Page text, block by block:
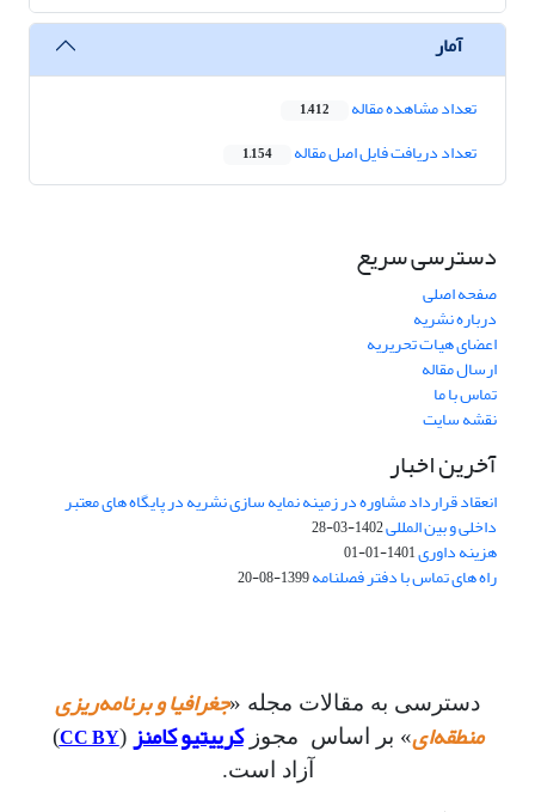
آمار
تعداد مشاهده مقاله 1,412
تعداد دریافت فایل اصل مقاله 1,154
دسترسی سریع
صفحه اصلی
درباره نشریه
اعضای هیات تحریریه
ارسال مقاله
تماس با ما
نقشه سایت
آخرین اخبار
انعقاد قرارداد مشاوره در زمینه نمایه سازی نشریه در پایگاه های معتبر
داخلی و بین المللی1402-03-28
هزینه داوری1401-01-01
راه های تماس با دفتر فصلنامه1399-08-20
دسترسی به مقالات مجله «جغرافیا و برنامه‌ریزی
منطقه‌ای» بر اساس مجوزکرییتیو کامنز (
CC BY
)
آزاد است.